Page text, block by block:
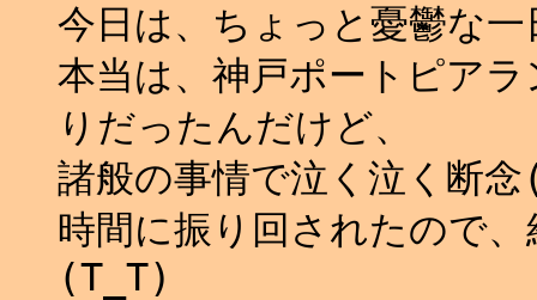
今日は、ちょっと憂鬱な
本当は、神戸ポートピア
りだったんだけど、
諸般の事情で泣く泣く断
時間に振り回されたので
(T_T)